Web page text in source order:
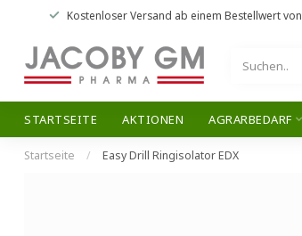
Kostenloser Versand ab einem Bestellwert von
STARTSEITE AKTIONEN AGRARBEDARF
Startseite / Easy Drill Ringisolator EDX